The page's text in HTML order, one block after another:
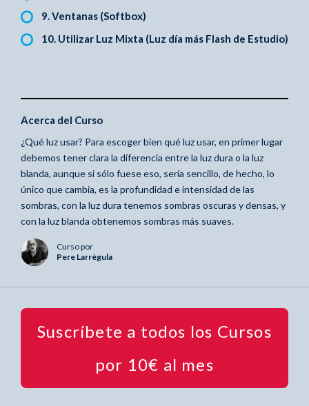
9. Ventanas (Softbox)
10. Utilizar Luz Mixta (Luz día más Flash de Estudio)
Acerca del Curso
¿Qué luz usar? Para escoger bien qué luz usar, en primer lugar
debemos tener clara la diferencia entre la luz dura o la luz
blanda, aunque si sólo fuese eso, sería sencillo, de hecho, lo
único que cambia, es la profundidad e intensidad de las
sombras, con la luz dura tenemos sombras oscuras y densas, y
con la luz blanda obtenemos sombras más suaves.
Curso por
Pere Larrègula
Suscríbete a todos los Cursos
por 10€ al mes